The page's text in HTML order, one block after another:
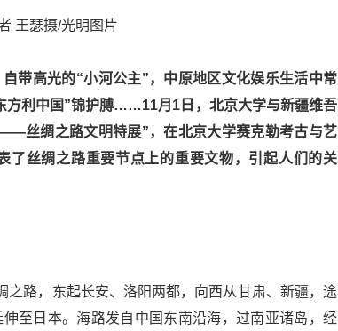
王瑟摄/光明图片
带高光的“小河公主”，中原地区文化娱乐生活中常
方利中国”锦护膊……11月1日，北京大学与新疆维吾
丝绸之路文明特展”，在北京大学赛克勒考古与艺
了丝绸之路重要节点上的重要文物，引起人们的关
之路，东起长安、洛阳两都，向西从甘肃、新疆，途
至日本。海路发自中国东南沿海，过南亚诸岛，经